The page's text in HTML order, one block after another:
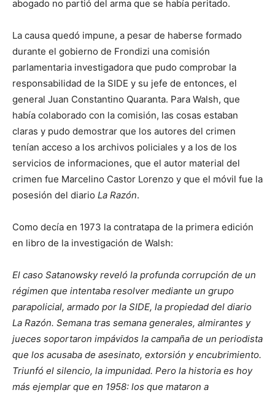
abogado no partió del arma que se había peritado.
La causa quedó impune, a pesar de haberse formado
durante el gobierno de Frondizi una comisión
parlamentaria investigadora que pudo comprobar la
responsabilidad de la SIDE y su jefe de entonces, el
general Juan Constantino Quaranta. Para Walsh, que
había colaborado con la comisión, las cosas estaban
claras y pudo demostrar que los autores del crimen
tenían acceso a los archivos policiales y a los de los
servicios de informaciones, que el autor material del
crimen fue Marcelino Castor Lorenzo y que el móvil fue la
posesión del diario La Razón.
Como decía en 1973 la contratapa de la primera edición
en libro de la investigación de Walsh:
El caso Satanowsky reveló la profunda corrupción de un
régimen que intentaba resolver mediante un grupo
parapolicial, armado por la SIDE, la propiedad del diario
La Razón. Semana tras semana generales, almirantes y
jueces soportaron impávidos la campaña de un periodista
que los acusaba de asesinato, extorsión y encubrimiento.
Triunfó el silencio, la impunidad. Pero la historia es hoy
más ejemplar que en 1958: los que mataron a